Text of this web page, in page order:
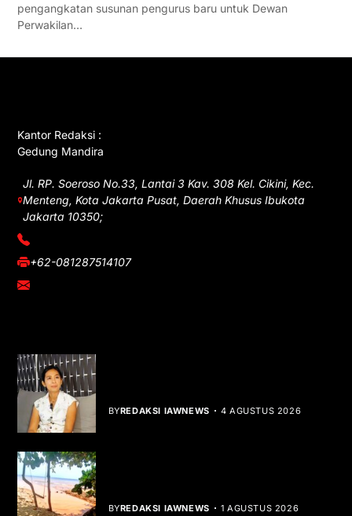
pengangkatan susunan pengurus baru untuk Dewan
Perwakilan…
Kantor Redaksi :
Gedung Mandira
Jl. RP. Soeroso No.33, Lantai 3 Kav. 308 Kel. Cikini, Kec.
Menteng, Kota Jakarta Pusat, Daerah Khusus Ibukota
Jakarta 10350;
(021) 3908026
+62-081287514107
adm@iawnews.com
BYREDAKSI IAWNEWS 4 AGUSTUS 2026
BYREDAKSI IAWNEWS 1 AGUSTUS 2026